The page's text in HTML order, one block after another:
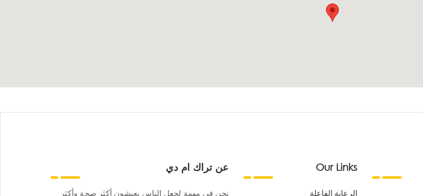
عن تراك ام دي
نحن في مهمة لجعل الناس يعيشون أكثر صحة وأكثر
Our Links
الرعاية الفاعلة